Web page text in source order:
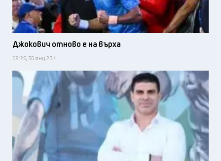
Джокович отново е на върха
09:26, 30 яну 23 /